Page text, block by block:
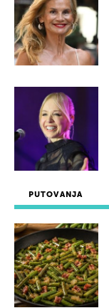
PUTOVANJA